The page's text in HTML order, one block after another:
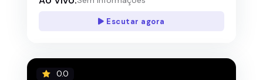
Escutar agora
0.0